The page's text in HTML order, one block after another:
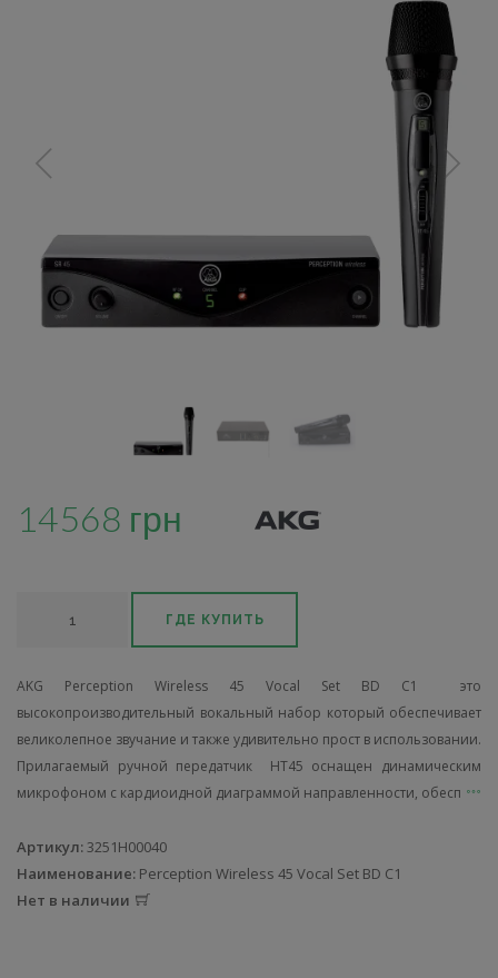
14568 грн
ГДЕ КУПИТЬ
AKG Perception Wireless 45 Vocal Set BD C1 это
высокопроизводительный вокальный набор который обеспечивает
великолепное звучание и также удивительно прост в использовании.
Прилагаемый ручной передатчик HT45 оснащен динамическим
микрофоном с кардиоидной диаграммой направленности, обесп
Артикул:3251H00040
Наименование: Perception Wireless 45 Vocal Set BD C1
Нет в наличии